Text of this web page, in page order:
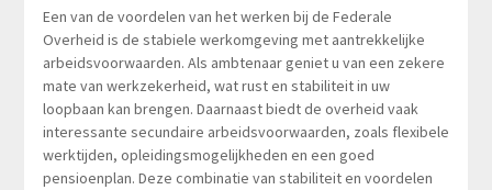
Een van de voordelen van het werken bij de Federale
Overheid is de stabiele werkomgeving met aantrekkelijke
arbeidsvoorwaarden. Als ambtenaar geniet u van een zekere
mate van werkzekerheid, wat rust en stabiliteit in uw
loopbaan kan brengen. Daarnaast biedt de overheid vaak
interessante secundaire arbeidsvoorwaarden, zoals flexibele
werktijden, opleidingsmogelijkheden en een goed
pensioenplan. Deze combinatie van stabiliteit en voordelen